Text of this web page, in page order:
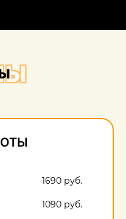
1690 руб.
1090 руб.